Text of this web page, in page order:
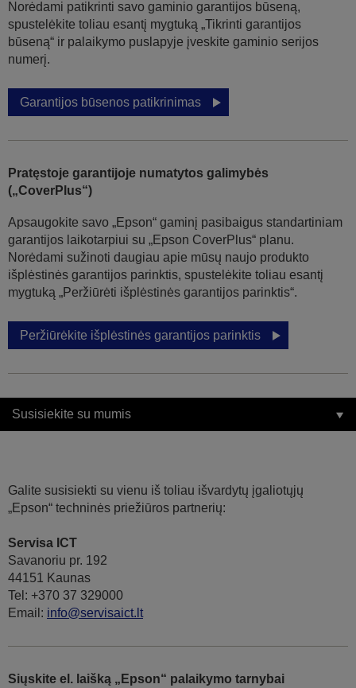
Norėdami patikrinti savo gaminio garantijos būseną,
spustelėkite toliau esantį mygtuką „Tikrinti garantijos
būseną“ ir palaikymo puslapyje įveskite gaminio serijos
numerį.
Garantijos būsenos patikrinimas
Pratęstoje garantijoje numatytos galimybės
(„CoverPlus“)
Apsaugokite savo „Epson“ gaminį pasibaigus standartiniam
garantijos laikotarpiui su „Epson CoverPlus“ planu.
Norėdami sužinoti daugiau apie mūsų naujo produkto
išplėstinės garantijos parinktis, spustelėkite toliau esantį
mygtuką „Peržiūrėti išplėstinės garantijos parinktis“.
Peržiūrėkite išplėstinės garantijos parinktis
Susisiekite su mumis
Galite susisiekti su vienu iš toliau išvardytų įgaliotųjų
„Epson“ techninės priežiūros partnerių:
Servisa ICT
Savanoriu pr. 192
44151 Kaunas
Tel: +370 37 329000
Email: info@servisaict.lt
Siųskite el. laišką „Epson“ palaikymo tarnybai